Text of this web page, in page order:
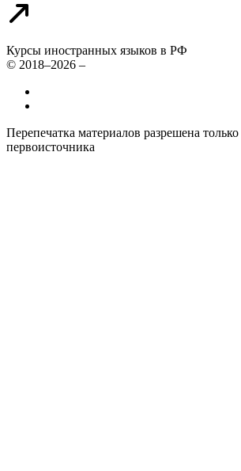
Курсы иностранных языков в РФ
© 2018–2026 –
Перепечатка материалов разрешена
первоисточника